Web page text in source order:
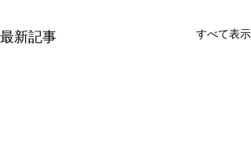
最新記事 すべて表示